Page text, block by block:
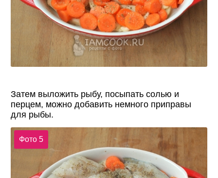
Затем выложить рыбу, посыпать солью и
перцем, можно добавить немного приправы
для рыбы.
Фото 5